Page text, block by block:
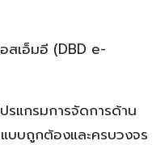
สเอ็มอี (DBD e-
แกรมการจัดการด้าน
บบถูกต้องและครบวงจร